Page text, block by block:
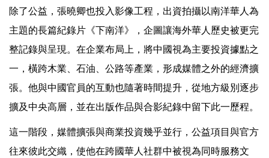
除了公益，張曉卿也投入影像工程，出資拍攝以南洋華人為
主題的長篇紀錄片《下南洋》，企圖讓海外華人歷史被更完
整記錄與呈現。在企業布局上，將中國視為主要投資據點之
一，橫跨木業、石油、公路等產業，形成媒體之外的經濟擴
張。他與中國官員的互動也隨著時間提升，從地方級別逐步
擴及中央高層，並在出版作品與合影紀錄中留下此一歷程。
這一階段，媒體擴張與商業投資幾乎並行，公益項目與官方
往來彼此交織，使他在跨國華人社群中被視為同時服務文